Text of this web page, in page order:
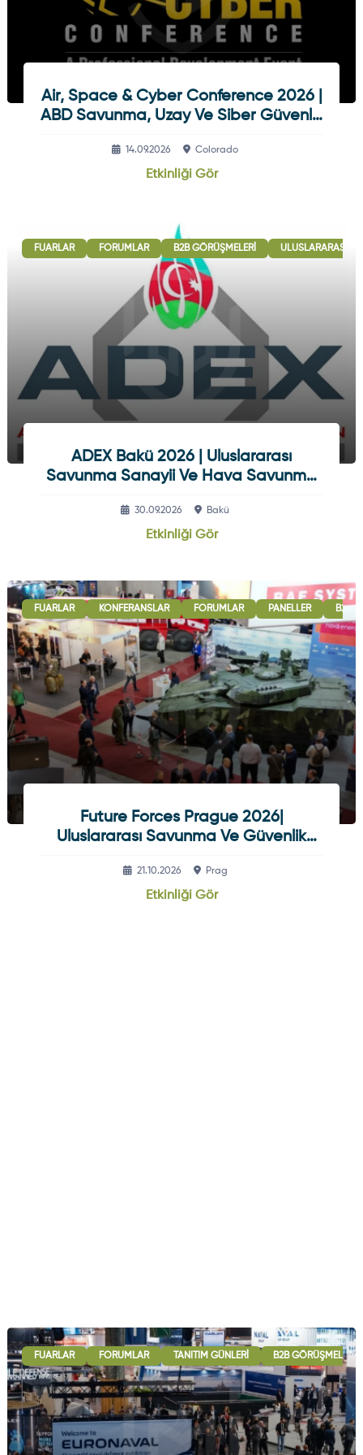
Air, Space & Cyber Conference 2026 |
ABD Savunma, Uzay Ve Siber Güvenlik
14.09.2026 Colorado
Etkinliği Gör
FUARLAR FORUMLAR B2B GÖRÜŞMELERI ULUSLARARASI
ADEX Bakü 2026 | Uluslararası
Savunma Sanayii Ve Hava Savunma
30.09.2026 Bakü
Etkinliği Gör
FUARLAR KONFERANSLAR FORUMLAR PANELLER B2B
Future Forces Prague 2026|
Uluslararası Savunma Ve Güvenlik
21.10.2026 Prag
Etkinliği Gör
FUARLAR FORUMLAR TANITIM GÜNLERI B2B GÖRÜŞMELERI